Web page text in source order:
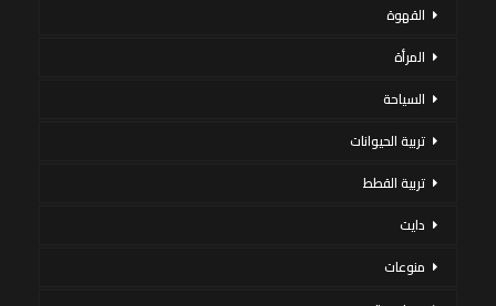
القهوة
المرأة
السياحة
تربية الحيوانات
تربية القطط
دايت
منوعات